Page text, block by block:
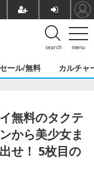
menu
search
セール/無料 カルチャ
無料のタクテ
から美少女ま
せ！ 5枚目の